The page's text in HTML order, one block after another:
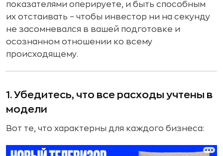
показателями оперируете, и быть способным
их отстаивать – чтобы инвестор ни на секунду
не засомневался в вашей подготовке и
осознанном отношении ко всему
происходящему.
1. Убедитесь, что все расходы учтены в
модели
Вот те, что характерны для каждого бизнеса: